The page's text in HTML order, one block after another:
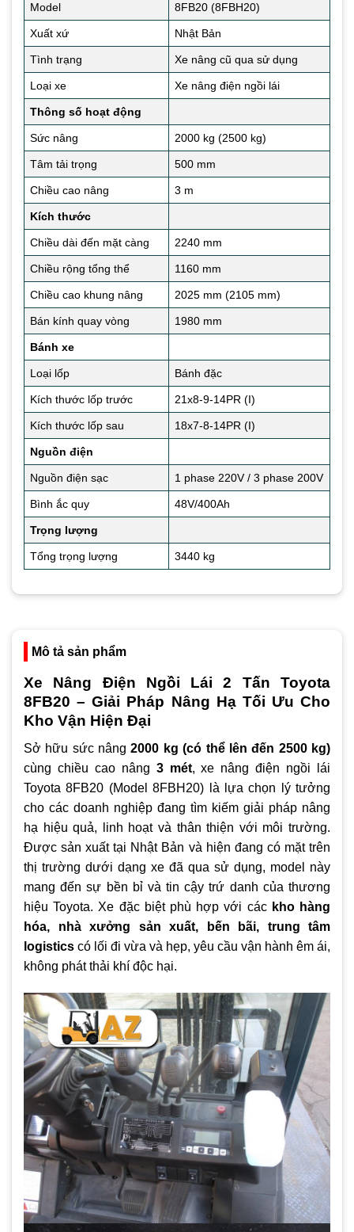
Model 8FB20 (8FBH20)
Xuất xứ Nhật Bản
Tình trạng Xe nâng cũ qua sử dụng
Loại xe Xe nâng điện ngồi lái
Thông số hoạt động
Sức nâng 2000 kg (2500 kg)
Tâm tải trọng 500 mm
Chiều cao nâng 3 m
Kích thước
Chiều dài đến mặt càng 2240 mm
Chiều rộng tổng thể 1160 mm
Chiều cao khung nâng 2025 mm (2105 mm)
Bán kính quay vòng 1980 mm
Bánh xe
Loại lốp Bánh đặc
Kích thước lốp trước 21x8-9-14PR (I)
Kích thước lốp sau 18x7-8-14PR (I)
Nguồn điện
Nguồn điện sạc 1 phase 220V / 3 phase 200V
Bình ắc quy 48V/400Ah
Trọng lượng
Tổng trọng lượng 3440 kg
Mô tả sản phẩm
Xe Nâng Điện Ngồi Lái 2 Tấn Toyota
8FB20 – Giải Pháp Nâng Hạ Tối Ưu Cho
Kho Vận Hiện Đại
Sở hữu sức nâng2000 kg (có thể lên đến 2500 kg)
cùng chiều cao nâng 3 mét, xe nâng điện ngồi lái
Toyota 8FB20 (Model 8FBH20) là lựa chọn lý tưởng
cho các doanh nghiệp đang tìm kiếm giải pháp nâng
hạ hiệu quả, linh hoạt và thân thiện với môi trường.
Được sản xuất tại Nhật Bản và hiện đang có mặt trên
thị trường dưới dạng xe đã qua sử dụng, model này
mang đến sự bền bỉ và tin cậy trứ danh của thương
hiệu Toyota. Xe đặc biệt phù hợp với các kho hàng
hóa, nhà xưởng sản xuất, bến bãi, trung tâm
logistics có lối đi vừa và hẹp, yêu cầu vận hành êm ái,
không phát thải khí độc hại.